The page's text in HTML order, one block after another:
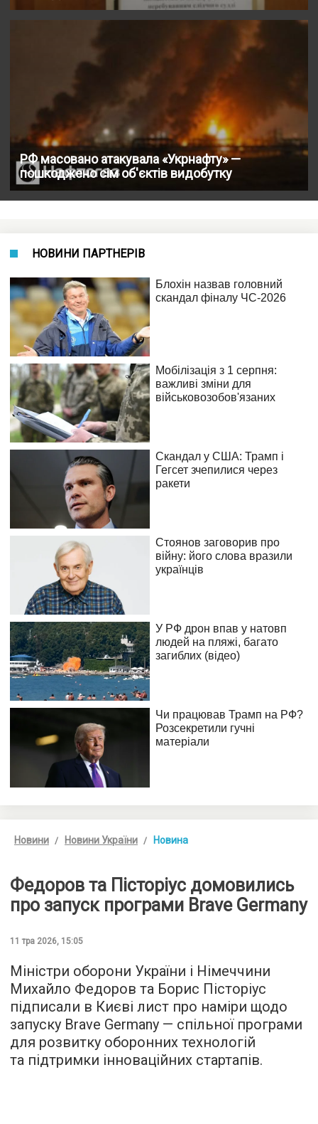
РФ масовано атакувала «Укрнафту» —
пошкоджено сім об'єктів видобутку
НОВИНИ ПАРТНЕРІВ
Новини Новини України Новина
Федоров та Пісторіус домовились
про запуск програми Brave Germany
11 тра 2026, 15:05
Міністри оборони України і Німеччини
Михайло Федоров та Борис Пісторіус
підписали в Києві лист про наміри щодо
запуску Brave Germany — спільної програми
для розвитку оборонних технологій
та підтримки інноваційних стартапів.